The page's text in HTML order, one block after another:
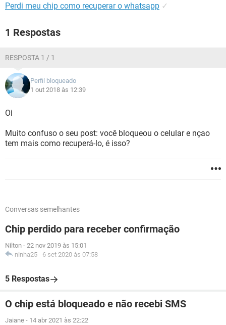
Perdi meu chip como recuperar o whatsapp ✓
1 Respostas
RESPOSTA 1 / 1
Perfil bloqueado
1 out 2018 às 12:39
Oi
Muito confuso o seu post: você bloqueou o celular e nçao
tem mais como recuperá-lo, é isso?
Conversas semelhantes
Chip perdido para receber confirmação
Nilton - 22 nov 2019 às 15:01
ninha25 - 6 set 2020 às 07:58
5 Respostas
O chip está bloqueado e não recebi SMS
Jaiane - 14 abr 2021 às 22:22